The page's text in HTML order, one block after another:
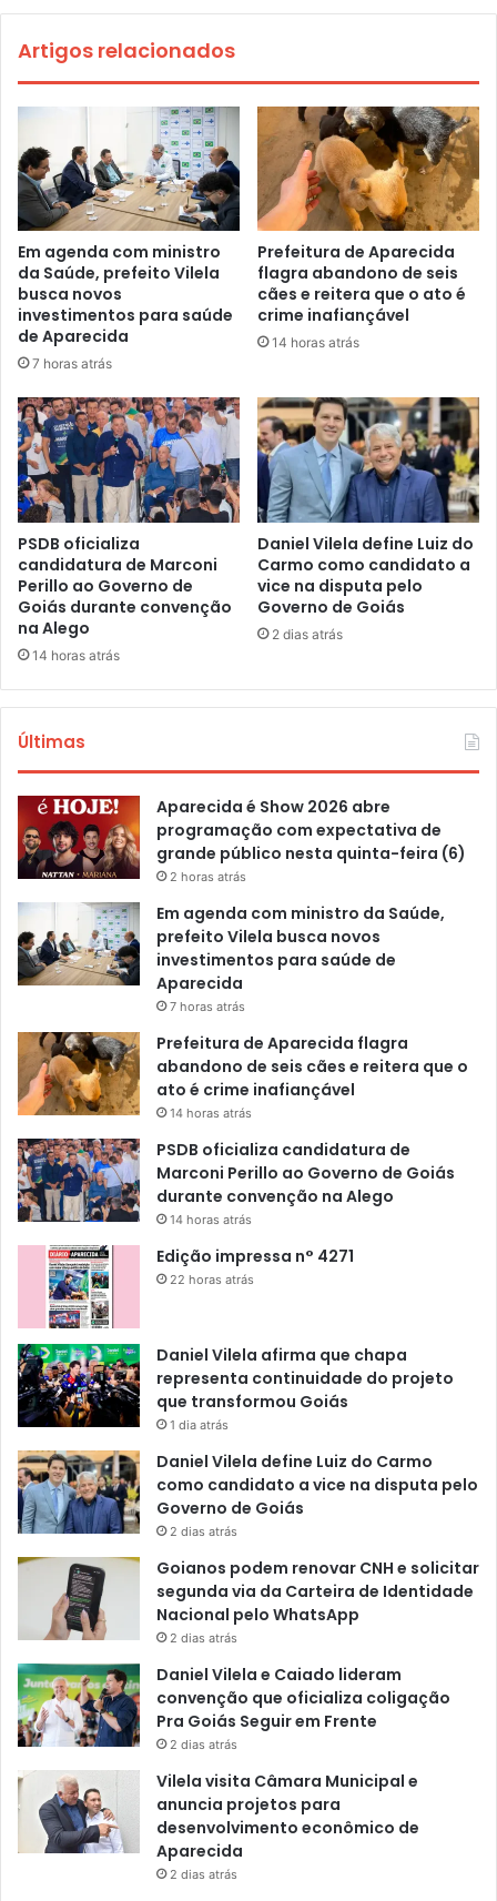
Artigos relacionados
Em agenda com ministro
da Saúde, prefeito Vilela
busca novos
investimentos para saúde
de Aparecida
7 horas atrás
Prefeitura de Aparecida
flagra abandono de seis
cães e reitera que o ato é
crime inafiançável
14 horas atrás
PSDB oficializa
candidatura de Marconi
Perillo ao Governo de
Goiás durante convenção
na Alego
14 horas atrás
Daniel Vilela define Luiz do
Carmo como candidato a
vice na disputa pelo
Governo de Goiás
2 dias atrás
Últimas
Aparecida é Show 2026 abre
programação com expectativa de
grande público nesta quinta-feira (6)
2 horas atrás
Em agenda com ministro da Saúde,
prefeito Vilela busca novos
investimentos para saúde de
Aparecida
7 horas atrás
Prefeitura de Aparecida flagra
abandono de seis cães e reitera que o
ato é crime inafiançável
14 horas atrás
PSDB oficializa candidatura de
Marconi Perillo ao Governo de Goiás
durante convenção na Alego
14 horas atrás
Edição impressa n° 4271
22 horas atrás
Daniel Vilela afirma que chapa
representa continuidade do projeto
que transformou Goiás
1 dia atrás
Daniel Vilela define Luiz do Carmo
como candidato a vice na disputa pelo
Governo de Goiás
2 dias atrás
Goianos podem renovar CNH e solicitar
segunda via da Carteira de Identidade
Nacional pelo WhatsApp
2 dias atrás
Daniel Vilela e Caiado lideram
convenção que oficializa coligação
Pra Goiás Seguir em Frente
2 dias atrás
Vilela visita Câmara Municipal e
anuncia projetos para
desenvolvimento econômico de
Aparecida
2 dias atrás